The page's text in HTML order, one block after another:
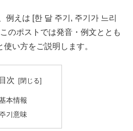
例えは [한 달 주기, 주기가 느리
のポストでは発音・例文ととも
い方をご説明します。
目次
本情報
주기意味